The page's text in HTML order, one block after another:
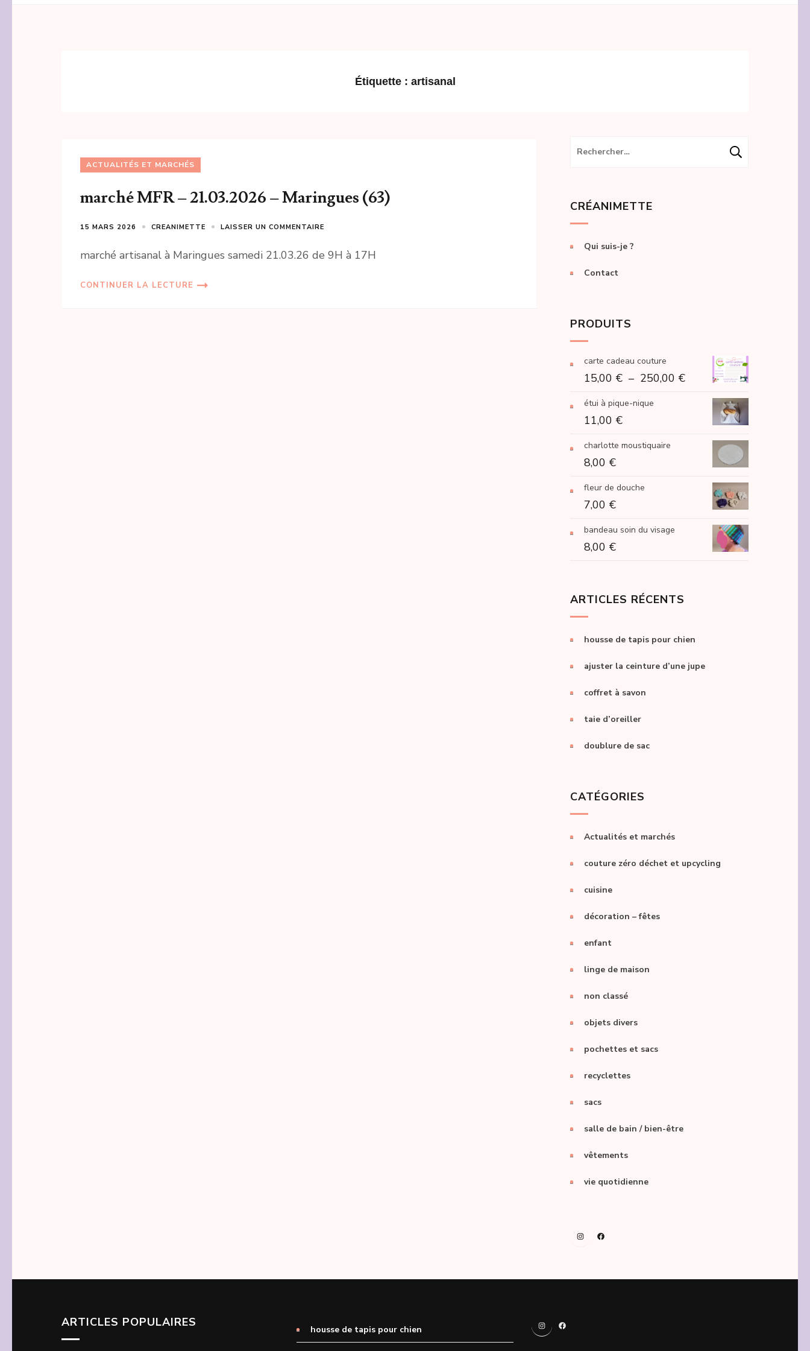
Étiquette : artisanal
ACTUALITÉS ET MARCHÉS
marché MFR – 21.03.2026 – Maringues (63)
15 MARS 2026 CREANIMETTE LAISSER UN COMMENTAIRE
marché artisanal à Maringues samedi 21.03.26 de 9H à 17H
CONTINUER LA LECTURE
Rechercher :
CRÉANIMETTE
Qui suis-je ?
Contact
PRODUITS
carte cadeau couture
15,00 € – 250,00 €Plage
15,00 €
250,00 €
étui à pique-nique
11,00 €
charlotte moustiquaire
8,00 €
fleur de douche
7,00 €
bandeau soin du visage
8,00 €
ARTICLES RÉCENTS
housse de tapis pour chien
ajuster la ceinture d’une jupe
coffret à savon
taie d’oreiller
doublure de sac
CATÉGORIES
Actualités et marchés
couture zéro déchet et upcycling
cuisine
décoration – fêtes
enfant
linge de maison
non classé
objets divers
pochettes et sacs
recyclettes
sacs
salle de bain / bien-être
vêtements
vie quotidienne
InstagramFacebook
ARTICLES POPULAIRES
housse de tapis pour chien InstagramFacebook